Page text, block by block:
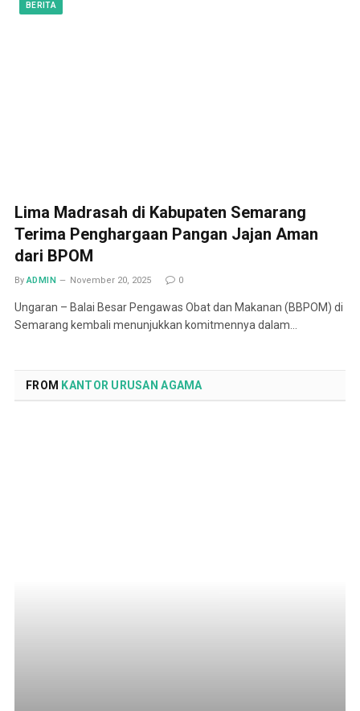
BERITA
Lima Madrasah di Kabupaten Semarang
Terima Penghargaan Pangan Jajan Aman
dari BPOM
By ADMIN November 20, 2025 0
Ungaran – Balai Besar Pengawas Obat dan Makanan (BBPOM) di
Semarang kembali menunjukkan komitmennya dalam…
FROM KANTOR URUSAN AGAMA